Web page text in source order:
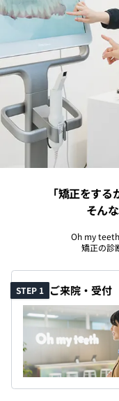
「矯正をす
そん
Oh my
矯正の診
STEP 1 ご来院・受付